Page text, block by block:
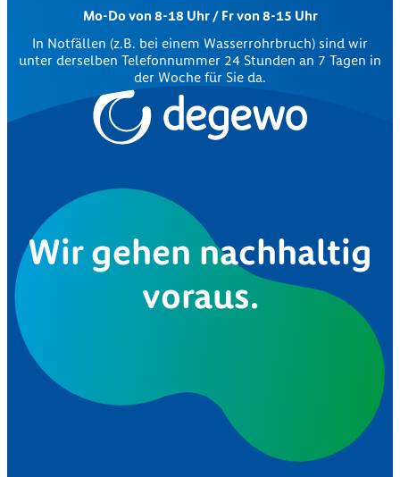
Mo-Do von 8-18 Uhr / Fr von 8-15 Uhr
In Notfällen (z.B. bei einem Wasserrohrbruch) sind wir
unter derselben Telefonnummer 24 Stunden an 7 Tagen in
der Woche für Sie da.
Wir gehen nachhaltig
voraus.